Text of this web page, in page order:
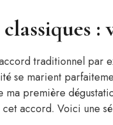
classiques
traditionnel par
se marient
ma première
accord. Voici une